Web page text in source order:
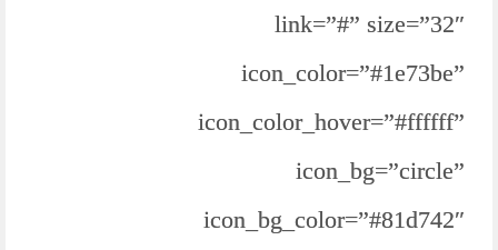
link=”#” size=”32″
icon_color=”#1e73be”
icon_color_hover=”#ffffff”
icon_bg=”circle”
icon_bg_color=”#81d742″